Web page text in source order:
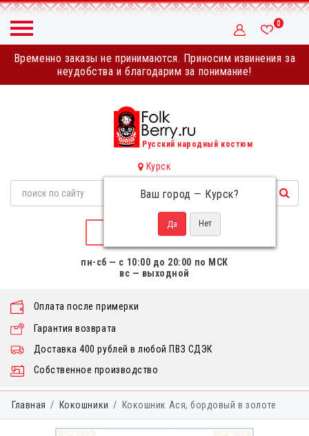
Временно заказы не принимаются. Приносим извинения за
неудобства и благодарим за понимание!
0
Русский народный костюм
Курск
Ваш город — Курск?
НАПИСАТЬ НАМ
пн-сб — с 10:00 до 20:00 по МСК
вс — выходной
Собственное производство
Оплата после примерки
Гарантия возврата
Доставка 400 рублей в любой ПВЗ СДЭК
Главная Кокошники Кокошник Ася, бордовый в золоте